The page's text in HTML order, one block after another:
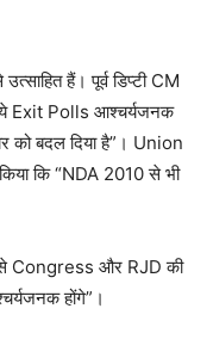
हैं। पूर्व डिप्टी CM
“ये Exit Polls आश्चर्यजनक
को बदल दिया है”। Union
कि “NDA 2010 से भी
Congress और RJD की
होंगे”।​